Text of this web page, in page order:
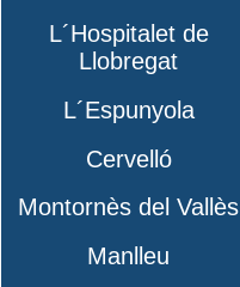
L´Hospitalet de
Llobregat
L´Espunyola
Cervelló
Montornès del Vallès
Manlleu